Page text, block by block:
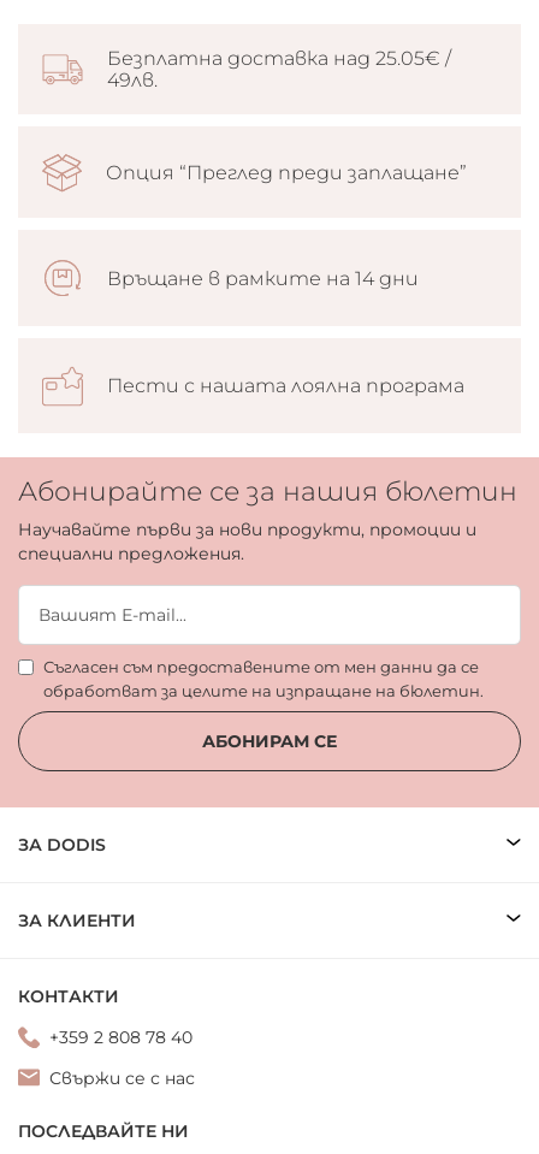
Безплатна доставка над 25.05€ /
49лв.
Опция “Преглед преди заплащане”
Връщане в рамките на 14 дни
Пести с нашата лоялна програма
Абонирайте се за нашия бюлетин
Научавайте първи за нови продукти, промоции и
специални предложения.
Съгласен съм предоставените от мен данни да се
обработват за целите на изпращане на бюлетин.
АБОНИРАМ СЕ
ЗА DODIS
ЗА КЛИЕНТИ
КОНТАКТИ
+359 2 808 78 40
Свържи се с нас
ПОСЛЕДВАЙТЕ НИ